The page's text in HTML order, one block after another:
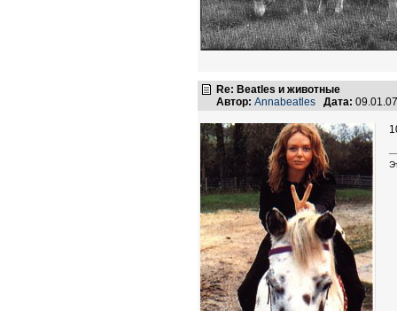
Re: Beatles и животные
Автор: Annabeatles Дата: